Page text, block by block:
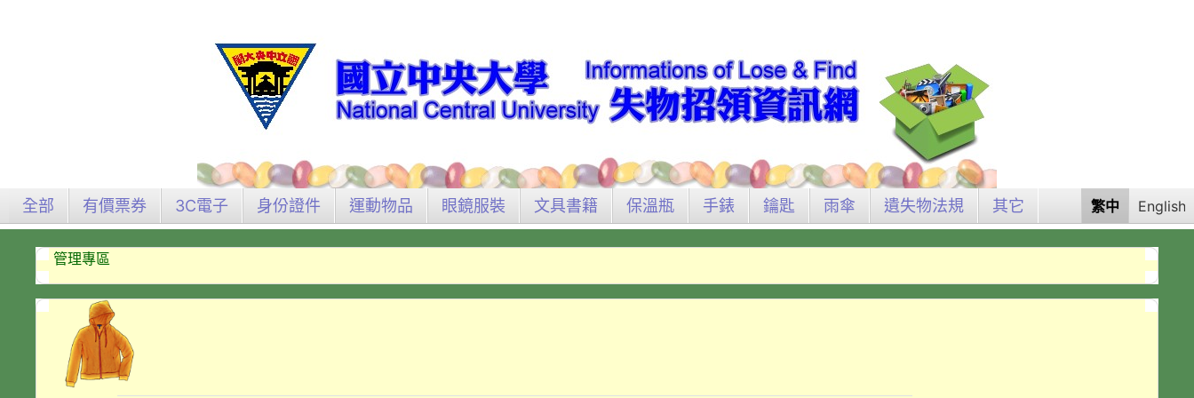
全部 有價票券 3C電子 身份證件 運動物品 眼鏡服裝 文具書籍 保溫瓶 手錶 鑰匙 雨傘 遺失物法規 其它 繁中 English
管理專區